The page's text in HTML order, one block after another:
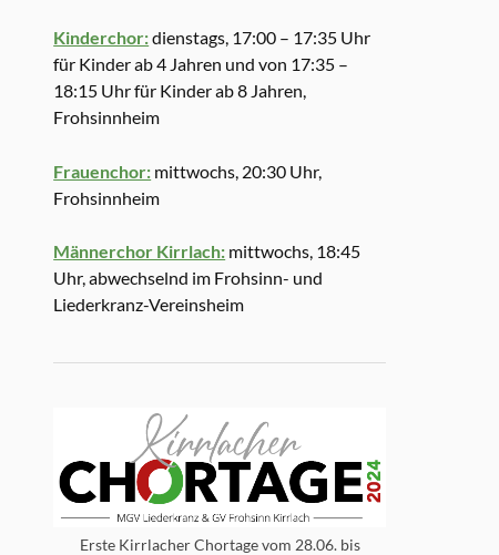
Kinderchor:dienstags, 17:00 – 17:35 Uhr
für Kinder ab 4 Jahren und von 17:35 –
18:15 Uhr für Kinder ab 8 Jahren,
Frohsinnheim
Frauenchor: mittwochs, 20:30 Uhr,
Frohsinnheim
Männerchor Kirrlach: mittwochs, 18:45
Uhr, abwechselnd im Frohsinn- und
Liederkranz-Vereinsheim
Erste Kirrlacher Chortage vom 28.06. bis